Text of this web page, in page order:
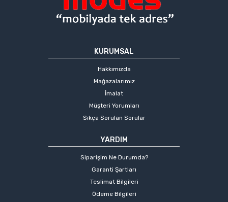
KURUMSAL
Hakkımızda
Mağazalarımız
İmalat
Müşteri Yorumları
Sıkça Sorulan Sorular
YARDIM
Siparişim Ne Durumda?
Garanti Şartları
Teslimat Bilgileri
Ödeme Bilgileri